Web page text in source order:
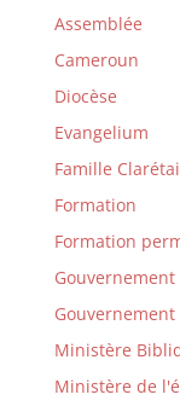
Assemblée
Cameroun
Diocèse
Evangelium
Famille
Formation
Formation
Gouvernement
Ministère
Ministère de